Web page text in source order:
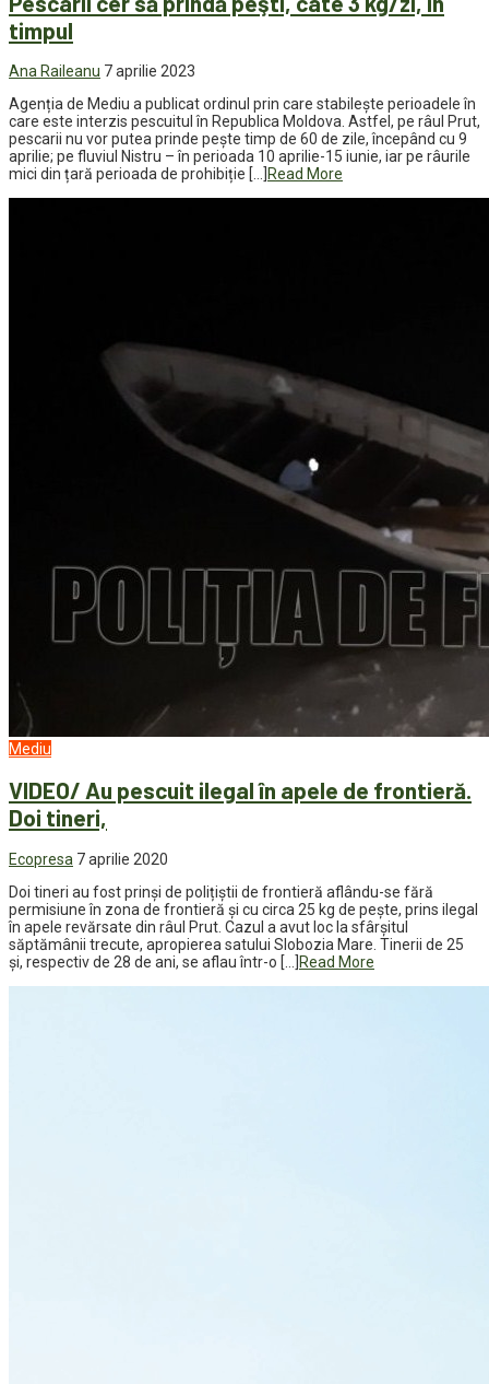
timpul
Ana Raileanu 7 aprilie 2023
Agenția de Mediu a publicat ordinul prin care stabilește perioadele în
care este interzis pescuitul în Republica Moldova. Astfel, pe râul Prut,
pescarii nu vor putea prinde pește timp de 60 de zile, începând cu 9
aprilie; pe fluviul Nistru – în perioada 10 aprilie-15 iunie, iar pe râurile
mici din țară perioada de prohibiție […]
Read More
Mediu
VIDEO/ Au pescuit ilegal în apele de frontieră.
Doi tineri,
Ecopresa 7 aprilie 2020
Doi tineri au fost prinși de polițiștii de frontieră aflându-se fără
permisiune în zona de frontieră și cu circa 25 kg de pește, prins ilegal
în apele revărsate din râul Prut. Cazul a avut loc la sfârșitul
săptămânii trecute, apropierea satului Slobozia Mare. Tinerii de 25
și, respectiv de 28 de ani, se aflau într-o […]
Read More